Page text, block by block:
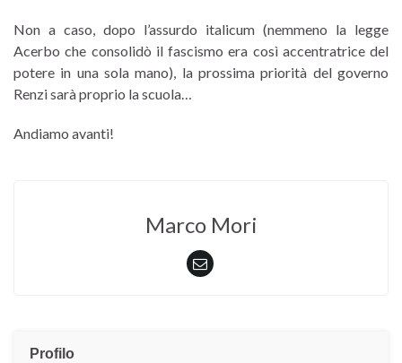
Non a caso, dopo l’assurdo italicum (nemmeno la legge
Acerbo che consolidò il fascismo era così accentratrice del
potere in una sola mano), la prossima priorità del governo
Renzi sarà proprio la scuola…
Andiamo avanti!
Marco Mori
Profilo